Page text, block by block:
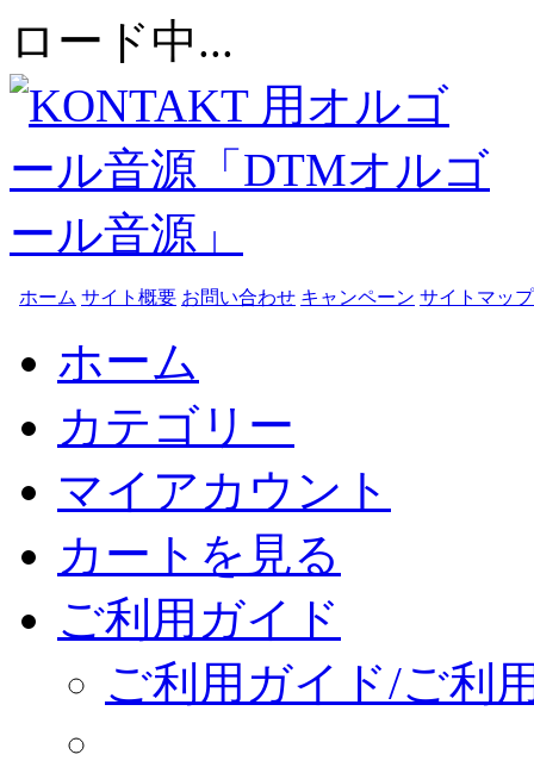
ロード中...
ホーム サイト概要 お問い合わせ キャンペーン サイトマップ
ホーム
カテゴリー
マイアカウント
カートを見る
ご利用ガイド
ご利用ガイド/ご利